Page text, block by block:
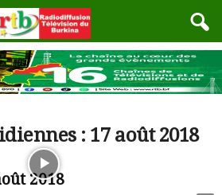
: 17 août 2018
2018